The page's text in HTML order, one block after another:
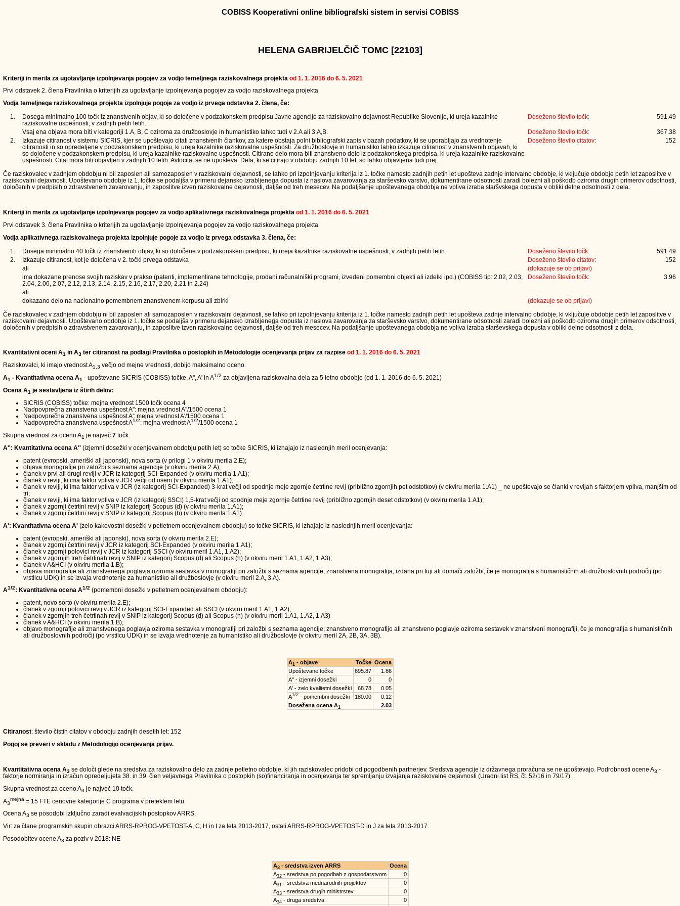
COBISS Kooperativni online bibliografski sistem in servisi COBISS
HELENA GABRIJELČIČ TOMC [22103]
Kriteriji in merila za ugotavljanje izpolnjevanja pogojev za vodjo temeljnega raziskovalnega projekta od 1. 1. 2016 do 6. 5. 2021
Prvi odstavek 2. člena Pravilnika o kriterijih za ugotavljanje izpolnjevanja pogojev za vodjo raziskovalnega projekta
Vodja temeljnega raziskovalnega projekta izpolnjuje pogoje za vodjo iz prvega odstavka 2. člena, če:
1.
Dosega minimalno 100 točk iz znanstvenih objav, ki so določene v podzakonskem predpisu Javne agencije za raziskovalno dejavnost Republike Slovenije, ki ureja kazalnike
raziskovalne uspešnosti, v zadnjih petih letih.
Doseženo število točk: 591.49
Vsaj ena objava mora biti v kategoriji 1.A, B, C oziroma za družboslovje in humanistiko lahko tudi v 2.A ali 3.A,B. Doseženo število točk:
367.38
2.
Izkazuje citiranost v sistemu SICRIS, kjer se upoštevajo citati znanstvenih člankov, za katere obstaja polni bibliografski zapis v bazah podatkov, ki se uporabljajo za vrednotenje
citiranosti in so opredeljene v podzakonskem predpisu, ki ureja kazalnike raziskovalne uspešnosti. Za družboslovje in humanistiko lahko izkazuje citiranost v znanstvenih objavah, ki
so določene v podzakonskem predpisu, ki ureja kazalnike raziskovalne uspešnosti. Citirano delo mora biti znanstveno delo iz podzakonskega predpisa, ki ureja kazalnike raziskovalne
uspešnosti. Citat mora biti objavljen v zadnjih 10 letih. Avtocitat se ne upošteva. Dela, ki se citirajo v obdobju zadnjih 10 let, so lahko objavljena tudi prej.
Doseženo število citatov: 152
Če raziskovalec v zadnjem obdobju ni bil zaposlen ali samozaposlen v raziskovalni dejavnosti, se lahko pri izpolnjevanju kriterija iz 1. točke namesto zadnjih petih let upošteva zadnje intervalno obdobje, ki vključuje obdobje petih let zaposlitve v
raziskovalni dejavnosti. Upoštevano obdobje iz 1. točke se podaljša v primeru dejansko izrabljenega dopusta iz naslova zavarovanja za starševsko varstvo, dokumentirane odsotnosti zaradi bolezni ali poškodb oziroma drugih primerov odsotnosti,
določenih v predpisih o zdravstvenem zavarovanju, in zaposlitve izven raziskovalne dejavnosti, daljše od treh mesecev. Na podaljšanje upoštevanega obdobja ne vpliva izraba staršvskega dopusta v obliki delne odsotnosti z dela.
Kriteriji in merila za ugotavljanje izpolnjevanja pogojev za vodjo aplikativnega raziskovalnega projekta od 1. 1. 2016 do 6. 5. 2021
Prvi odstavek 3. člena Pravilnika o kriterijih za ugotavljanje izpolnjevanja pogojev za vodjo raziskovalnega projekta
Vodja aplikativnega raziskovalnega projekta izpolnjuje pogoje za vodjo iz prvega odstavka 3. člena, če:
1.
Dosega minimalno 40 točk iz znanstvenih objav, ki so določene v podzakonskem predpisu, ki ureja kazalnike raziskovalne uspešnosti, v zadnjih petih letih. Doseženo število točk:
591.49
2.
Izkazuje citiranost, kot je določena v 2. točki prvega odstavka Doseženo število citatov:
152
ali
(dokazuje se ob prijavi)
ima dokazane prenose svojih raziskav v prakso (patenti, implementirane tehnologije, prodani računalniški programi, izvedeni pomembni objekti ali izdelki ipd.) (COBISS tip: 2.02, 2.03,
2.04, 2.06, 2.07, 2.12, 2.13, 2.14, 2.15, 2.16, 2.17, 2.20, 2.21 in 2.24)
Doseženo število točk: 3.96
ali
dokazano delo na nacionalno pomembnem znanstvenem korpusu ali zbirki
(dokazuje se ob prijavi)
Če raziskovalec v zadnjem obdobju ni bil zaposlen ali samozaposlen v raziskovalni dejavnosti, se lahko pri izpolnjevanju kriterija iz 1. točke namesto zadnjih petih let upošteva zadnje intervalno obdobje, ki vključuje obdobje petih let zaposlitve v
raziskovalni dejavnosti. Upoštevano obdobje iz 1. točke se podaljša v primeru dejansko izrabljenega dopusta iz naslova zavarovanja za starševsko varstvo, dokumentirane odsotnosti zaradi bolezni ali poškodb oziroma drugih primerov odsotnosti,
določenih v predpisih o zdravstvenem zavarovanju, in zaposlitve izven raziskovalne dejavnosti, daljše od treh mesecev. Na podaljšanje upoštevanega obdobja ne vpliva izraba starševskega dopusta v obliki delne odsotnosti z dela.
Kvantitativni oceni A1 in A3 ter citiranost na podlagi Pravilnika o postopkih in Metodologije ocenjevanja prijav za razpise od 1. 1. 2016 do 6. 5. 2021
Raziskovalci, ki imajo vrednost A1,3 večjo od mejne vrednosti, dobijo maksimalno oceno.
A1 - Kvantitativna ocena A1 - upoštevane SICRIS (COBISS) točke, A'', A' in A1/2 za objavljena raziskovalna dela za 5 letno obdobje (od 1. 1. 2016 do 6. 5. 2021)
Ocena A1 je sestavljena iz štirih delov:
SICRIS (COBISS) točke: mejna vrednost 1500 točk ocena 4
Nadpovprečna znanstvena uspešnost A'': mejna vrednost A''/1500 ocena 1
Nadpovprečna znanstvena uspešnost A': mejna vrednost A'/1500 ocena 1
Nadpovprečna znanstvena uspešnost A1/2: mejna vrednost A1/2/1500 ocena 1
Skupna vrednost za oceno A1 je največ 7 točk.
A'': Kvantitativna ocena A'' (izjemni dosežki v ocenjevalnem obdobju petih let) so točke SICRIS, ki izhajajo iz naslednjih meril ocenjevanja:
patent (evropski, ameriški ali japonski), nova sorta (v prilogi 1 v okviru merila 2.E);
objava monografije pri založbi s seznama agencije (v okviru merila 2.A);
članek v prvi ali drugi reviji v JCR iz kategorij SCI-Expanded (v okviru merila 1.A1);
članek v reviji, ki ima faktor vpliva v JCR večji od osem (v okviru merila 1.A1);
članek v reviji, ki ima faktor vpliva v JCR (iz kategorij SCI-Expanded) 3-krat večji od spodnje meje zgornje četrtine revij (približno zgornjih pet odstotkov) (v okviru merila 1.A1) _ ne upoštevajo se članki v revijah s faktorjem vpliva, manjšim od
tri;
članek v reviji, ki ima faktor vpliva v JCR (iz kategorij SSCI) 1,5-krat večji od spodnje meje zgornje četrtine revij (približno zgornjih deset odstotkov) (v okviru merila 1.A1);
članek v zgornji četrtini revij v SNIP iz kategorij Scopus (d) (v okviru merila 1.A1);
članek v zgornji četrtini revij v SNIP iz kategorij Scopus (h) (v okviru merila 1.A1).
A': Kvantitativna ocena A' (zelo kakovostni dosežki v petletnem ocenjevalnem obdobju) so točke SICRIS, ki izhajajo iz naslednjih meril ocenjevanja:
patent (evropski, ameriški ali japonski), nova sorta (v okviru merila 2.E);
članek v zgornji četrtini revij v JCR iz kategorij SCI-Expanded (v okviru merila 1.A1);
članek v zgornji polovici revij v JCR iz kategorij SSCI (v okviru meril 1.A1, 1.A2);
članek v zgornjih treh četrtinah revij v SNIP iz kategorij Scopus (d) ali Scopus (h) (v okviru meril 1.A1, 1.A2, 1.A3);
članek v A&HCI (v okviru merila 1.B);
objava monografije ali znanstvenega poglavja oziroma sestavka v monografiji pri založbi s seznama agencije; znanstvena monografija, izdana pri tuji ali domači založbi, če je monografija s humanističnih ali družboslovnih področij (po
vrstilcu UDK) in se izvaja vrednotenje za humanistiko ali družboslovje (v okviru meril 2.A, 3.A).
A1/2: Kvantitativna ocena A1/2 (pomembni dosežki v petletnem ocenjevalnem obdobju):
patent, novo sorto (v okviru merila 2.E);
članek v zgornji polovici revij v JCR iz kategorij SCI-Expanded ali SSCI (v okviru meril 1.A1, 1.A2);
članek v zgornjih treh četrtinah revij v SNIP iz kategorij Scopus (d) ali Scopus (h) (v okviru meril 1.A1, 1.A2, 1.A3)
članek v A&HCI (v okviru merila 1.B);
objavo monografije ali znanstvenega poglavja oziroma sestavka v monografiji pri založbi s seznama agencije; znanstveno monografijo ali znanstveno poglavje oziroma sestavek v znanstveni monografiji, če je monografija s humanističnih
ali družboslovnih področij (po vrstilcu UDK) in se izvaja vrednotenje za humanistiko ali družboslovje (v okviru meril 2A, 2B, 3A, 3B).
A1 - objave Točke Ocena
Upoštevane točke
695.87
1.86
A'' - izjemni dosežki
0
0
A' - zelo kvalitetni dosežki
68.78
0.05
A1/2- pomembni dosežki 180.00
0.12
Dosežena ocena A1 2.03
Citiranost: število čistih citatov v obdobju zadnjih desetih let: 152
Pogoj se preveri v skladu z Metodologijo ocenjevanja prijav.
Kvantitativna ocena A3 se določi glede na sredstva za raziskovalno delo za zadnje petletno obdobje, ki jih raziskovalec pridobi od pogodbenih partnerjev. Sredstva agencije iz državnega proračuna se ne upoštevajo. Podrobnosti ocene A3 -
faktorje normiranja in izračun opredeljujeta 38. in 39. člen veljavnega Pravilnika o postopkih (so)financiranja in ocenjevanja ter spremljanju izvajanja raziskovalne dejavnosti (Uradni list RS, čt. 52/16 in 79/17).
Skupna vrednost za oceno A3 je največ 10 točk.
A3
mejna = 15 FTE cenovne kategorije C programa v preteklem letu.
Ocena A3 se posodobi izključno zaradi evalvacijskih postopkov ARRS.
Vir: za člane programskih skupin obrazci ARRS-RPROG-VPETOST-A, C, H in I za leta 2013-2017, ostali ARRS-RPROG-VPETOST-D in J za leta 2013-2017.
Posodobitev ocene A3 za poziv v 2018: NE
A3- sredstva izven ARRS
Ocena
A32- sredstva po pogodbah z gospodarstvom
0
A31 - sredstva mednarodnih projektov
0
A33- sredstva drugih ministrstev
0
A34 - druga sredstva
0